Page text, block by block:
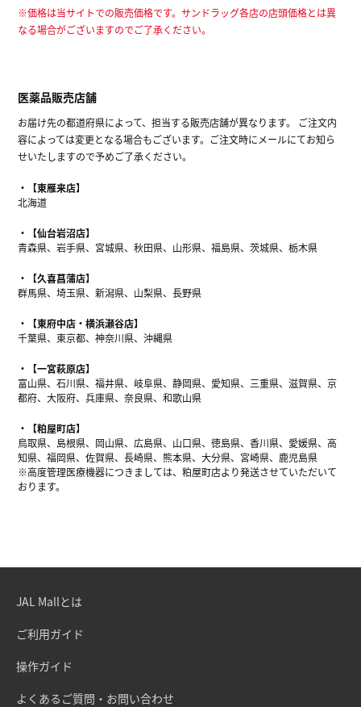
※価格は当サイトでの販売価格です。サンドラッグ各店の店頭価格とは異
なる場合がございますのでご了承ください。
医薬品販売店舗
お届け先の都道府県によって、担当する販売店舗が異なります。 ご注文内
容によっては変更となる場合もございます。ご注文時にメールにてお知ら
せいたしますので予めご了承ください。
【東雁来店】
北海道
【仙台岩沼店】
青森県、岩手県、宮城県、秋田県、山形県、福島県、茨城県、栃木県
【久喜菖蒲店】
群馬県、埼玉県、新潟県、山梨県、長野県
【東府中店・横浜瀬谷店】
千葉県、東京都、神奈川県、沖縄県
【一宮萩原店】
富山県、石川県、福井県、岐阜県、静岡県、愛知県、三重県、滋賀県、京
都府、大阪府、兵庫県、奈良県、和歌山県
【粕屋町店】
鳥取県、島根県、岡山県、広島県、山口県、徳島県、香川県、愛媛県、高
知県、福岡県、佐賀県、長崎県、熊本県、大分県、宮崎県、鹿児島県
※高度管理医療機器につきましては、粕屋町店より発送させていただいて
おります。
JAL Mallとは
ご利用ガイド
操作ガイド
よくあるご質問・お問い合わせ